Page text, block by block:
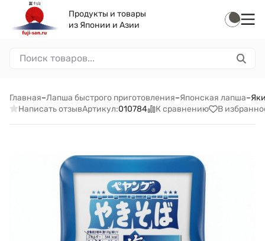
Продукты и товары
из Японии и Азии
Главная–Лапша быстрого приготовления–Японская лапша–
Написать отзывАртикул:010784 К сравнению В